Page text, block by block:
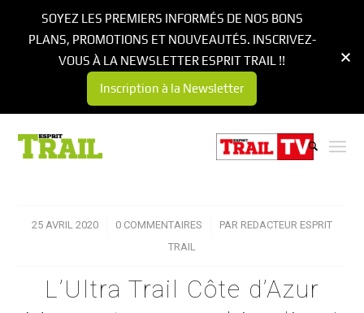
25 AVRIL 2020
/ 0 COMMENTAIRES
/ PAR REDACTEUR ESPRIT
TRAIL
L’Ultra Trail Côte d’Azur
SOYEZ LES PREMIERS INFORMÉS DE NOS BONS
PLANS, PROMOTIONS ET NOUVEAUTÉS. INSCRIVEZ-
VOUS À LA NEWSLETTER ESPRIT TRAIL !!
Inscription à la Newsletter